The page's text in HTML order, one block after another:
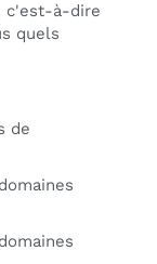
c'est-à-dire
quels
de